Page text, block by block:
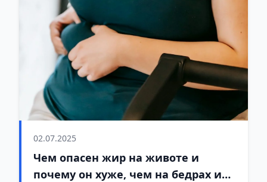
02.07.2025
Чем опасен жир на животе и
почему он хуже, чем на бедрах и